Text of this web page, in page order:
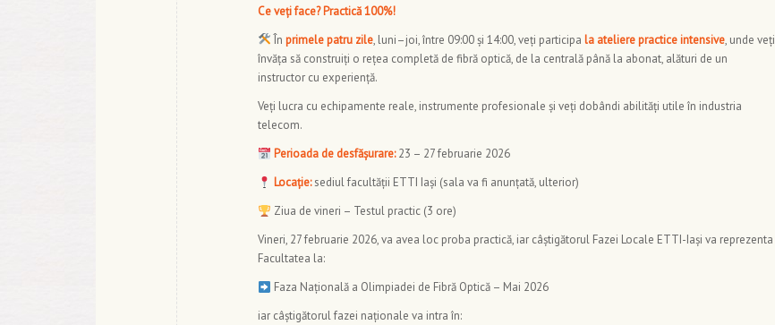
Ce veți face? Practică 100%!
În primele patru zile, luni–joi, între 09:00 și 14:00, veți participa la ateliere practice intensive, unde veți
învăța să construiți o rețea completă de fibră optică, de la centrală până la abonat, alături de un
instructor cu experiență.
Veți lucra cu echipamente reale, instrumente profesionale și veți dobândi abilități utile în industria
telecom.
Perioada de desfășurare:23 – 27 februarie 2026
Locație:sediul facultății ETTI Iași (sala va fi anunțată, ulterior)
Ziua de vineri – Testul practic (3 ore)
Vineri, 27 februarie 2026, va avea loc proba practică, iar câștigătorul Fazei Locale ETTI-Iași va reprezenta
Facultatea la:
Faza Națională a Olimpiadei de Fibră Optică – Mai 2026
iar câștigătorul fazei naționale va intra în: